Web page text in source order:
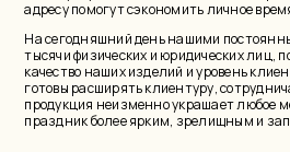
адресу помогут сэкономить личное
На сегодняшний день нашими
тысячи физических и юридических лиц,
качество наших изделий и уровень
готовы расширять клиентуру,
продукция неизменно украшает любое
праздник более ярким, зрелищным и